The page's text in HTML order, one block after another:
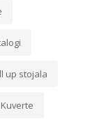
up stojala
Kuverte